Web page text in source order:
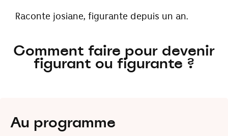
raconte josiane, figurante depuis un an.
Comment faire pour devenir
figurant ou figurante ?
Au programme